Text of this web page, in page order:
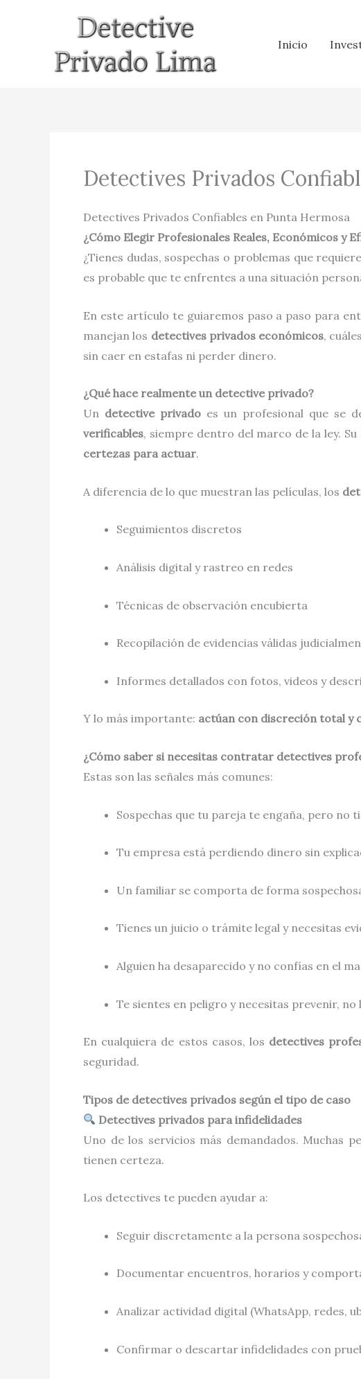
Inicio
Detectives Privados
Detectives Privados Confiables en Punta Hermosa
¿Cómo Elegir Profesionales Reales, Económicos y
¿Tienes dudas, sospechas o problemas que
es probable que te enfrentes a una situación
En este artículo te guiaremos paso a paso para
manejan los detectives privados económicos,
sin caer en estafas ni perder dinero.
¿Qué hace realmente un detective privado?
Un detective privado es un profesional que se
verificables, siempre dentro del marco de la ley.
certezas para actuar.
A diferencia de lo que muestran las películas, los
Seguimientos discretos
Análisis digital y rastreo en redes
Técnicas de observación encubierta
Recopilación de evidencias válidas
Informes detallados con fotos, videos y
Y lo más importante: actúan con discreción total y
¿Cómo saber si necesitas contratar detectives
Estas son las señales más comunes:
Sospechas que tu pareja te engaña, pero no
Tu empresa está perdiendo dinero sin
Un familiar se comporta de forma
Tienes un juicio o trámite legal y necesitas
Alguien ha desaparecido y no confías en el
Te sientes en peligro y necesitas prevenir,
En cualquiera de estos casos, los detectives
seguridad.
Tipos de detectives privados según el tipo de caso
Detectives privados para infidelidades
Uno de los servicios más demandados. Muchas
tienen certeza.
Los detectives te pueden ayudar a:
Seguir discretamente a la persona
Documentar encuentros, horarios y
Analizar actividad digital (WhatsApp, redes,
Confirmar o descartar infidelidades con